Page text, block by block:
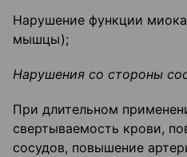
Нарушение функции
мышцы);
Нарушения со стороны
При длительном
свертываемость крови,
сосудов, повышение